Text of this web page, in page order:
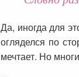
Да, иногда для
огляделся по
мечтает. Но